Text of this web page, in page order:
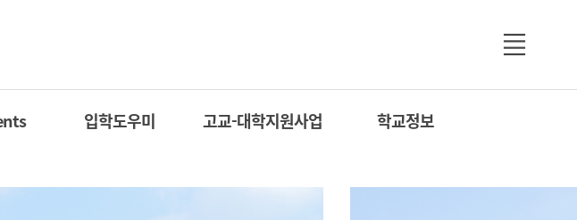
입학도우미 고교-대학지원사업 학교정보